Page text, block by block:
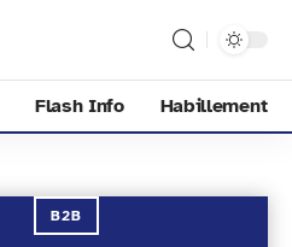
Flash Info Habillement
B2B